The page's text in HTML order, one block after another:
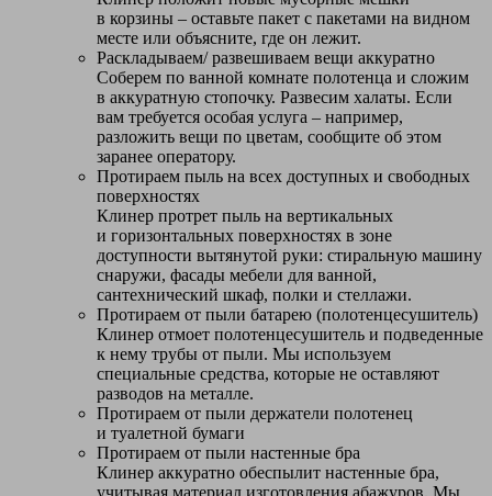
в корзины – оставьте пакет с пакетами на видном
месте или объясните, где он лежит.
Раскладываем/ развешиваем вещи аккуратно
Соберем по ванной комнате полотенца и сложим
в аккуратную стопочку. Развесим халаты. Если
вам требуется особая услуга – например,
разложить вещи по цветам, сообщите об этом
заранее оператору.
Протираем пыль на всех доступных и свободных
поверхностях
Клинер протрет пыль на вертикальных
и горизонтальных поверхностях в зоне
доступности вытянутой руки: стиральную машину
снаружи, фасады мебели для ванной,
сантехнический шкаф, полки и стеллажи.
Протираем от пыли батарею (полотенцесушитель)
Клинер отмоет полотенцесушитель и подведенные
к нему трубы от пыли. Мы используем
специальные средства, которые не оставляют
разводов на металле.
Протираем от пыли держатели полотенец
и туалетной бумаги
Протираем от пыли настенные бра
Клинер аккуратно обеспылит настенные бра,
учитывая материал изготовления абажуров. Мы